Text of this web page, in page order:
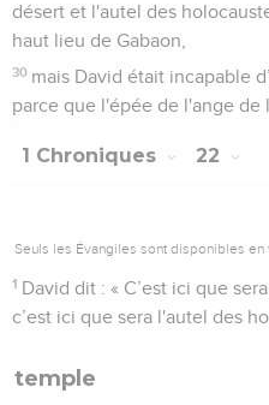
désert et l'autel des
haut lieu de Gabaon,
30 mais David était incapable
parce que l'épée de l'ange de
1 Chroniques 22
Seuls les Évangiles sont disponibles en
1 David dit : « C’est ici que
c’est ici que sera l'autel des
temple